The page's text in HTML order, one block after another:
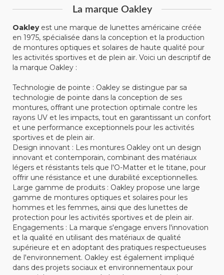
La marque Oakley
Oakleyest une marque de lunettes américaine créée
en 1975, spécialisée dans la conception et la production
de montures optiques et solaires de haute qualité pour
les activités sportives et de plein air. Voici un descriptif de
la marque Oakley :
Technologie de pointe : Oakley se distingue par sa
technologie de pointe dans la conception de ses
montures, offrant une protection optimale contre les
rayons UV et les impacts, tout en garantissant un confort
et une performance exceptionnels pour les activités
sportives et de plein air.
Design innovant : Les montures Oakley ont un design
innovant et contemporain, combinant des matériaux
légers et résistants tels que l'O-Matter et le titane, pour
offrir une résistance et une durabilité exceptionnelles.
Large gamme de produits : Oakley propose une large
gamme de montures optiques et solaires pour les
hommes et les femmes, ainsi que des lunettes de
protection pour les activités sportives et de plein air.
Engagements : La marque s'engage envers l'innovation
et la qualité en utilisant des matériaux de qualité
supérieure et en adoptant des pratiques respectueuses
de l'environnement. Oakley est également impliqué
dans des projets sociaux et environnementaux pour